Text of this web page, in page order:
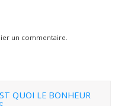
un commentaire.
QUOI LE BONHEUR